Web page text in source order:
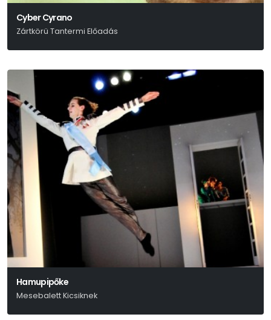
Cyber Cyrano
Zártkörü Tantermi Előadás
Hamupipőke
Mesebalett Kicsiknek